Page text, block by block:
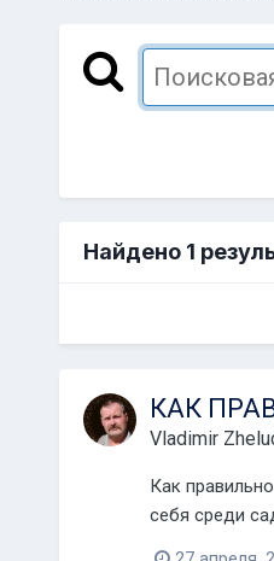
Найдено 1
КАК
Vladimir
Как
себя среди